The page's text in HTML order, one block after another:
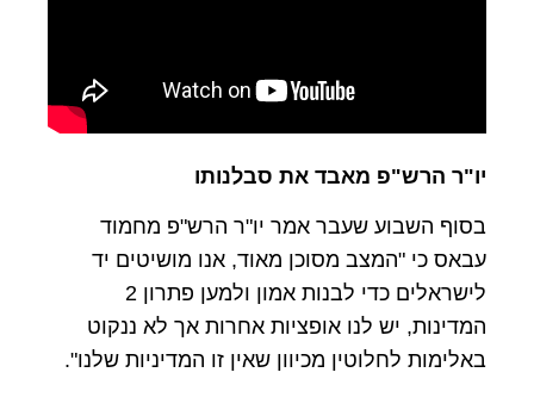
יו"ר הרש"פ מאבד את סבלנותו
בסוף השבוע שעבר אמר יו"ר הרש"פ מחמוד
עבאס כי "המצב מסוכן מאוד, אנו מושיטים יד
לישראלים כדי לבנות אמון ולמען פתרון 2
המדינות, יש לנו אופציות אחרות אך לא ננקוט
באלימות לחלוטין מכיוון שאין זו המדיניות שלנו".